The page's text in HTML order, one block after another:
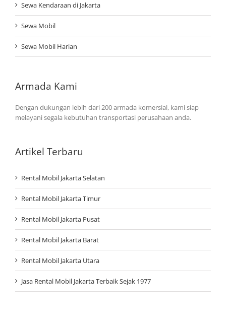
Sewa Kendaraan di Jakarta
Sewa Mobil
Sewa Mobil Harian
Armada Kami
Dengan dukungan lebih dari 200 armada komersial, kami siap
melayani segala kebutuhan transportasi perusahaan anda.
Artikel Terbaru
Rental Mobil Jakarta Selatan
Rental Mobil Jakarta Timur
Rental Mobil Jakarta Pusat
Rental Mobil Jakarta Barat
Rental Mobil Jakarta Utara
Jasa Rental Mobil Jakarta Terbaik Sejak 1977